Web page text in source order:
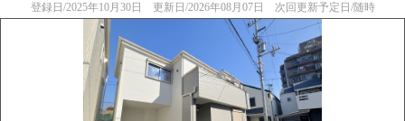
登録日/2025年10月30日 更新日/2026年08月07日 次回更新予定日/随時